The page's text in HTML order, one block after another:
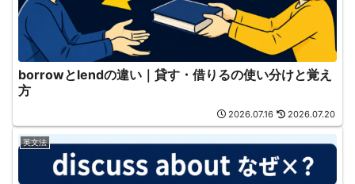
borrowとlendの違い｜貸す・借りるの使い分けと覚え
方
2026.07.16 2026.07.20
英文法